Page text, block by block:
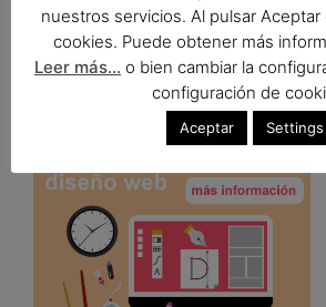
nuestros servicios. Al pulsar
cookies. Puede obtener más
Leer más... o bien cambiar la
configuración de
Aceptar Settings